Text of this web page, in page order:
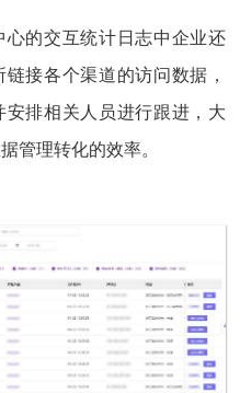
的交互统计日志中企业还
接各个渠道的访问数据，
排相关人员进行跟进，大
管理转化的效率。